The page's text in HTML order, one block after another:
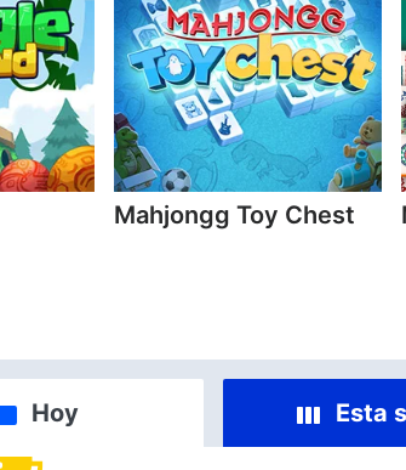
Mahjongg Toy Chest
Hoy Esta